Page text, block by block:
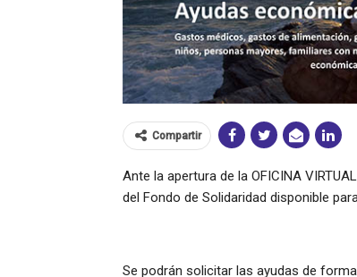
Compartir
Ante la apertura de la OFICINA
del Fondo de Solidaridad disponible
Se podrán solicitar las ayudas de